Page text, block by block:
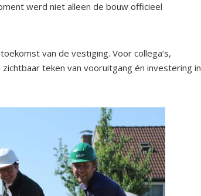
werd niet alleen de bouw officieel
van de vestiging. Voor collega’s,
teken van vooruitgang én investering in